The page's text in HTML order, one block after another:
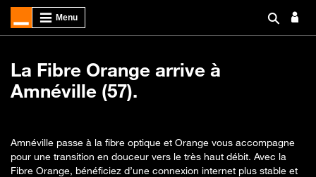
La Fibre Orange arrive à
Amnéville (57).
Amnéville passe à la fibre optique et Orange vous accompagne
pour une transition en douceur vers le très haut débit. Avec la
Fibre Orange, bénéficiez d’une connexion internet plus stable et